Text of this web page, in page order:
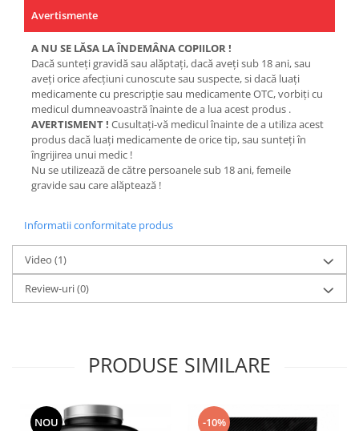
Avertismente
A NU SE LĂSA LA ÎNDEMÂNA COPIILOR !
Dacă sunteţi gravidă sau alăptaţi, dacă aveţi sub 18 ani, sau
aveţi orice afecţiuni cunoscute sau suspecte, si dacă luaţi
medicamente cu prescripţie sau medicamente OTC, vorbiţi cu
medicul dumneavoastră înainte de a lua acest produs .
AVERTISMENT ! Cusultaţi-vă medicul înainte de a utiliza acest
produs dacă luaţi medicamente de orice tip, sau sunteţi în
îngrijirea unui medic !
Nu se utilizează de către persoanele sub 18 ani, femeile
gravide sau care alăptează !
Informatii conformitate produs
Video (1)
Review-uri(0)
PRODUSE SIMILARE
NOU -10%